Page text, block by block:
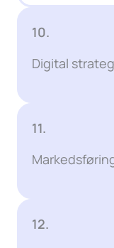
10.
Digital
11.
12.